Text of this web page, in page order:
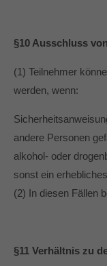
§10 Ausschluss
(1) Teilnehmer
werden, wenn:
andere Personen
alkohol- oder
sonst ein
(2) In diesen Fällen
§11 Verhältnis zu